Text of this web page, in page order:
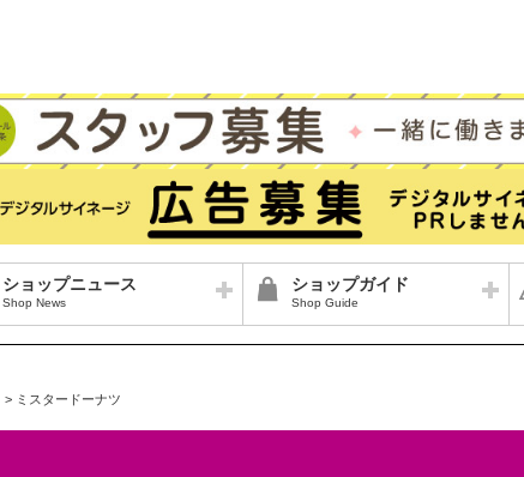
ショップニュース
Shop News
ショップガイド
Shop Guide
> ミスタードーナツ